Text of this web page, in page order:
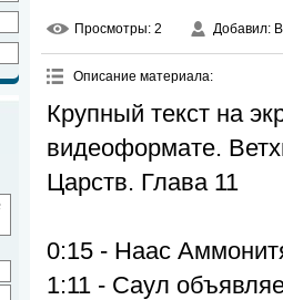
Просмотры: 2 Добавил:
Описание материала:
Крупный текст на
видеоформате.
Царств. Глава 11
0:15 - Наас
1:11 - Саул